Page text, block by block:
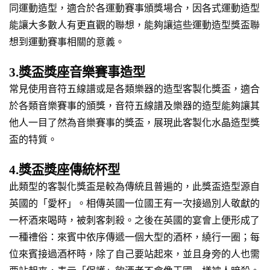
同運動造型，適合於各運動賽事頒獎場合，因各式運動造型
能讓大多數人有更直觀的聯想，能夠讓這些運動造型獎盃聯
想到運動賽事相關的意義。
3.獎盃獎座音樂賽事造型
常見使用音符五線譜或是各類樂器的造型客製化獎盃，適合
於各類音樂賽事的頒獎，音符五線譜及樂器的造型能夠讓其
他人一目了然為音樂賽事的獎盃，展現此客製化水晶造型獎
盃的特質。
4.獎盃獎座傳統杯型
此類型的客製化獎盃是較為傳統且普遍的，此獎盃造型源自
英國的「愛杯」。相傳英國一位國王有一次接過別人敬獻的
一杯酒來喝時，被刺客刺殺。之後在英國的宴會上便形成了
一種禮俗：來賓中依序傳遞一個大型的酒杯，繞行一圈；每
位來賓接過酒杯時，除了自己要站起來，並且身旁的人也需